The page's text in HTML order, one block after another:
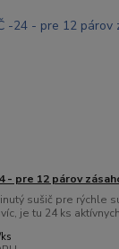
- pre 12 párov
sušič pre rýchle
je tu 24 ks
ks